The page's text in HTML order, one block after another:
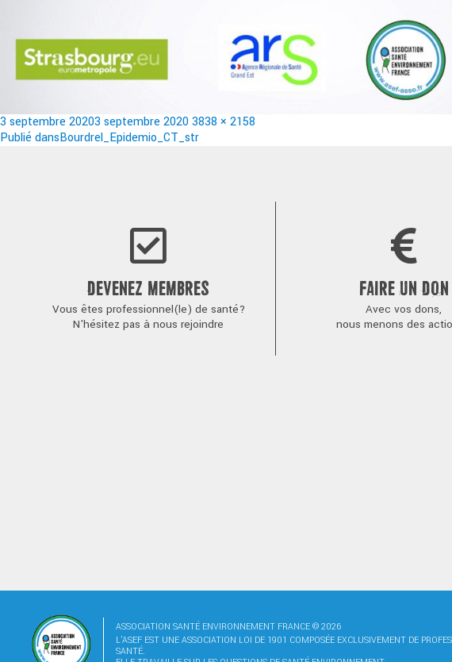
Publié
le
3 septembre 20203 septembre 2020Taille
réelle
3838 × 2158
Navigation
Publié dansBourdrel_Epidemio_CT_str
DEVENEZ MEMBRES
Vous êtes professionnel(le) de santé?
N'hésitez pas à nous rejoindre
FAIRE UN DON
Avec vos dons,
nous menons des
ASSOCIATION SANTÉ ENVIRONNEMENT FRANCE © 2026
L'ASEF EST UNE ASSOCIATION LOI DE 1901 COMPOSÉE EXCLUSIVEMENT DE
SANTÉ.